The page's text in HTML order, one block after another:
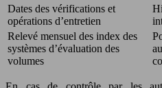
Dates des vérifications et
opérations d’entretien
Relevé mensuel des index des
systèmes d’évaluation des
volumes